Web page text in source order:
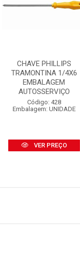
CHAVE PHILLIPS
TRAMONTINA 1/4X6
EMBALAGEM
AUTOSSERVIÇO
Código: 428
Embalagem: UNIDADE
VER PREÇO